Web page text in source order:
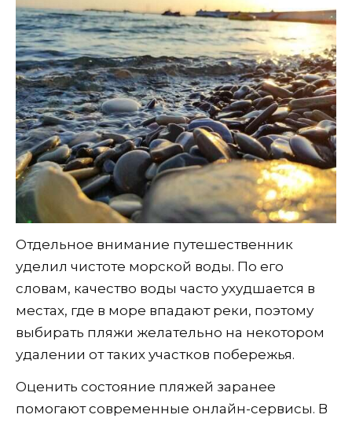
Отдельное внимание путешественник
уделил чистоте морской воды. По его
словам, качество воды часто ухудшается в
местах, где в море впадают реки, поэтому
выбирать пляжи желательно на некотором
удалении от таких участков побережья.
Оценить состояние пляжей заранее
помогают современные онлайн-сервисы. В